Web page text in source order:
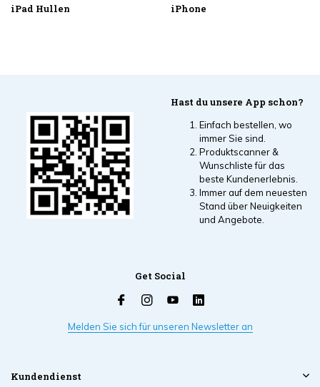
iPad Hullen iPhone
Hast du unsere App schon?
Einfach bestellen, wo
immer Sie sind.
Produktscanner &
Wunschliste für das
beste Kundenerlebnis.
Immer auf dem neuesten
Stand über Neuigkeiten
und Angebote.
Get Social
Melden Sie sich für unseren Newsletter an
Kundendienst